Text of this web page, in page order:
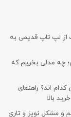
از لپ تاپ قدیمی به
چه مدلی بخریم که
۵ میلیون تومان کدام اند؟ راهنمای
بالا
مشکل نویز و تاری